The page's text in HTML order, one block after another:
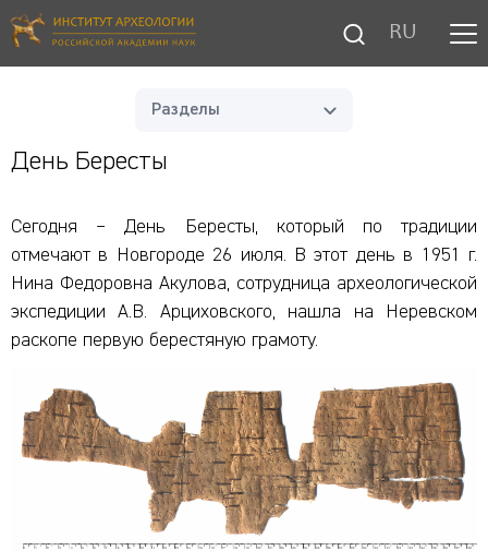
RU
Разделы
День Бересты
Сегодня – День Бересты, который по традиции
отмечают в Новгороде 26 июля. В этот день в 1951 г.
Нина Федоровна Акулова, сотрудница археологической
экспедиции А.В. Арциховского, нашла на Неревском
раскопе первую берестяную грамоту.